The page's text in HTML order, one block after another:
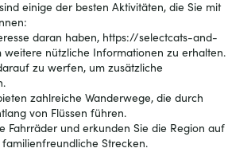
einige der besten Aktivitäten, die Sie mit
daran haben, https://selectcats-and-
weitere nützliche Informationen zu erhalten.
zu werfen, um zusätzliche
zahlreiche Wanderwege, die durch
von Flüssen führen.
Fahrräder und erkunden Sie die Region auf
Strecken.